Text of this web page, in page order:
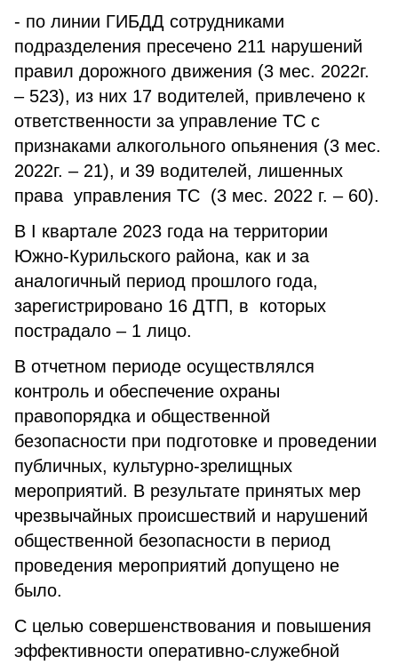
- по линии ГИБДД сотрудниками
подразделения пресечено 211 нарушений
правил дорожного движения (3 мес. 2022г.
– 523), из них 17 водителей, привлечено к
ответственности за управление ТС с
признаками алкогольного опьянения (3 мес.
2022г. – 21), и 39 водителей, лишенных
права управления ТС (3 мес. 2022 г. – 60).
В I квартале 2023 года на территории
Южно-Курильского района, как и за
аналогичный период прошлого года,
зарегистрировано 16 ДТП, в которых
пострадало – 1 лицо.
В отчетном периоде осуществлялся
контроль и обеспечение охраны
правопорядка и общественной
безопасности при подготовке и проведении
публичных, культурно-зрелищных
мероприятий. В результате принятых мер
чрезвычайных происшествий и нарушений
общественной безопасности в период
проведения мероприятий допущено не
было.
С целью совершенствования и повышения
эффективности оперативно-служебной